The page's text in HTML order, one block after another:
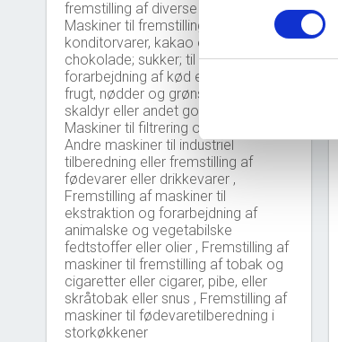
fremstilling af diverse fødevarer: ,
Maskiner til fremstilling af
konditorvarer, kakao eller
chokolade; sukker; til bryggerier; til
forarbejdning af kød eller fjerkræ,
frugt, nødder og grønsager; fisk,
skaldyr eller andet godt fra havet ,
Maskiner til filtrering og rensning ,
Andre maskiner til industriel
tilberedning eller fremstilling af
fødevarer eller drikkevarer ,
Fremstilling af maskiner til
ekstraktion og forarbejdning af
animalske og vegetabilske
fedtstoffer eller olier , Fremstilling af
maskiner til fremstilling af tobak og
cigaretter eller cigarer, pibe, eller
skråtobak eller snus , Fremstilling af
maskiner til fødevaretilberedning i
storkøkkener